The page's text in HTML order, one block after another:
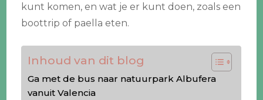
kunt komen, en wat je er kunt doen, zoals een
boottrip of paella eten.
Inhoud van dit blog
Ga met de bus naar natuurpark Albufera
vanuit Valencia